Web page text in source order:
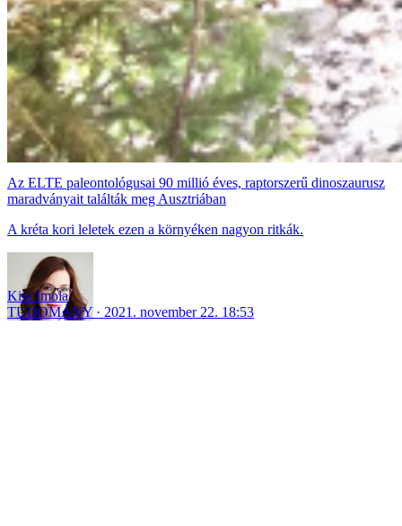
Az ELTE paleontológusai 90 millió éves, raptorszerű dinoszaurusz
maradványait találták meg Ausztriában
A kréta kori leletek ezen a környéken nagyon ritkák.
Kiss Imola
TUDOMÁNY
2021. november 22. 18:53